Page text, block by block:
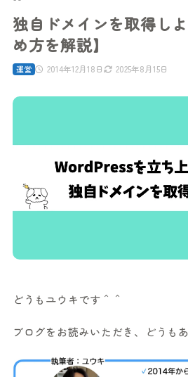
独自ドメインを取得し
め方を解説】
2014年12月18日 2025年8月15日
運営
どうもユウキです＾＾
ブログをお読みいただき、どうも